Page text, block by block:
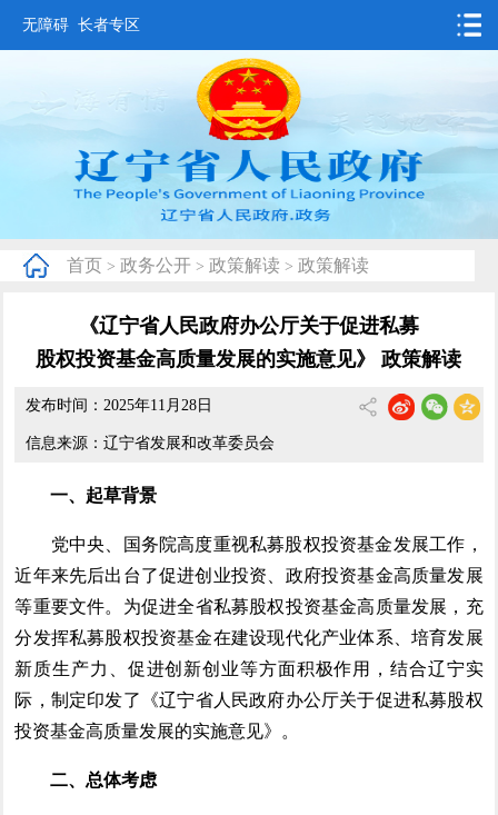
无障碍 长者专区
要闻动态
政务公开
互动交流
数据发布
首页 > 政务公开 > 政策解读 > 政策解读
《辽宁省人民政府办公厅关于促进私募
股权投资基金高质量发展的实施意见》 政策解读
发布时间：2025年11月28日
信息来源：辽宁省发展和改革委员会
一、 起草背景
党中央、国务院高度重视私募股权投资基金发展工作，
近年来先后出台了促进创业投资、政府投资基金高质量发展
等重要文件。为促进全省私募股权投资基金高质量发展， 充
分发挥私募股权投资基金在建设现代化产业体系、培育发展
新质生产力、促进创新创业等方面积极作用，结合辽宁实
际，制定印发了
《辽宁省人民政府办公厅关于促进私募股权
投资基金高质量发展的实施意见》。
二、总体考虑